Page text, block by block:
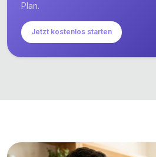
Plan.
Jetzt kostenlos starten